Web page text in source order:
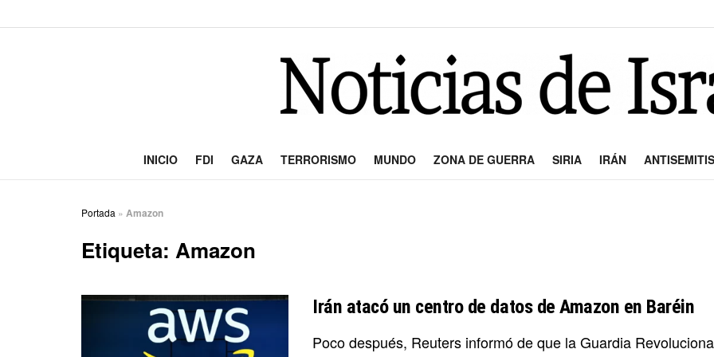
INICIO FDI GAZA TERRORISMO MUNDO ZONA DE GUERRA SIRIA IRÁN
Portada » Amazon
Etiqueta: Amazon
Irán atacó un centro de datos de Amazon en Baréin
Poco después, Reuters informó de que la Guardia